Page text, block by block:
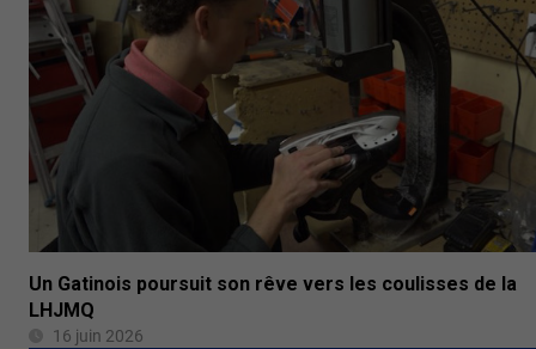
Un Gatinois poursuit son rêve vers les coulisses de la
LHJMQ
16 juin 2026